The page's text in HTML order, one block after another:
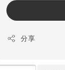
分享